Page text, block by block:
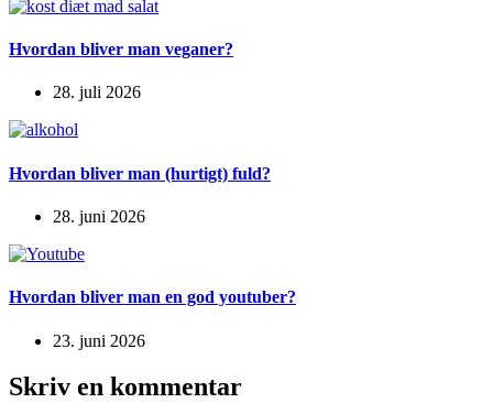
Hvordan bliver man veganer?
28. juli 2026
Hvordan bliver man (hurtigt) fuld?
28. juni 2026
Hvordan bliver man en god youtuber?
23. juni 2026
Skriv en kommentar